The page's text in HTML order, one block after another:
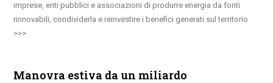
imprese, enti pubblici e associazioni di produrre energia da fonti
rinnovabili, condividerla e reinvestire i benefici generati sul territorio
Manovra estiva da un miliardo